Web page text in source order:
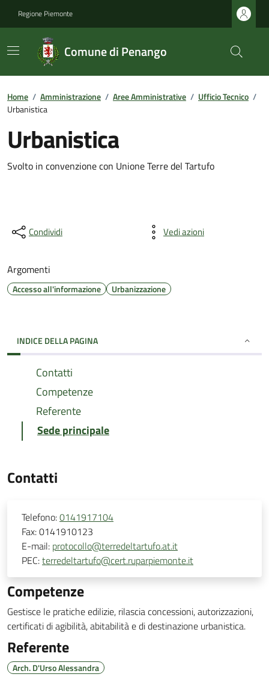
Regione Piemonte
Comune di Penango
Home / Amministrazione / Aree Amministrative / Ufficio Tecnico /
Urbanistica
Urbanistica
Svolto in convenzione con Unione Terre del Tartufo
Condividi Vedi azioni
Argomenti
Accesso all'informazione Urbanizzazione
INDICE DELLA PAGINA
Contatti
Competenze
Referente
Sede principale
Contatti
Telefono:0141917104
Fax:0141910123
E-mail: protocollo@terredeltartufo.at.it
PEC:terredeltartufo@cert.ruparpiemonte.it
Competenze
Gestisce le pratiche edilizie, rilascia concessioni, autorizzazioni,
certificati di agibilità, abitabilità e di destinazione urbanistica.
Referente
Arch. D'Urso Alessandra